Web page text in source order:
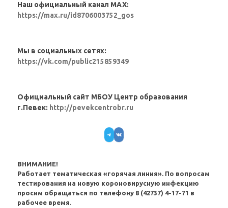
Наш официальный канал MAX:
https://max.ru/id8706003752_gos
Мы в социальных сетях:
https://vk.com/public215859349
Официальный сайт МБОУ Центр образования
г.Певек: http://pevekcentrobr.ru
Telegram
VK
ВНИМАНИЕ!
Работает тематическая «горячая линия». По вопросам
тестирования на новую короновирусную инфекцию
просим обращаться по телефону 8 (42737) 4-17-71 в
рабочее время.